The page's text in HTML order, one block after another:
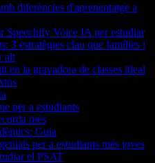
diferències d'aprenentatge a
Speechify Voice IA per estudiar
3 estratègies clau que famílies i
alt
en la gravadora de classes ideal
per a estudiants
més
Guia
per a estudiants més joves
el PSAT